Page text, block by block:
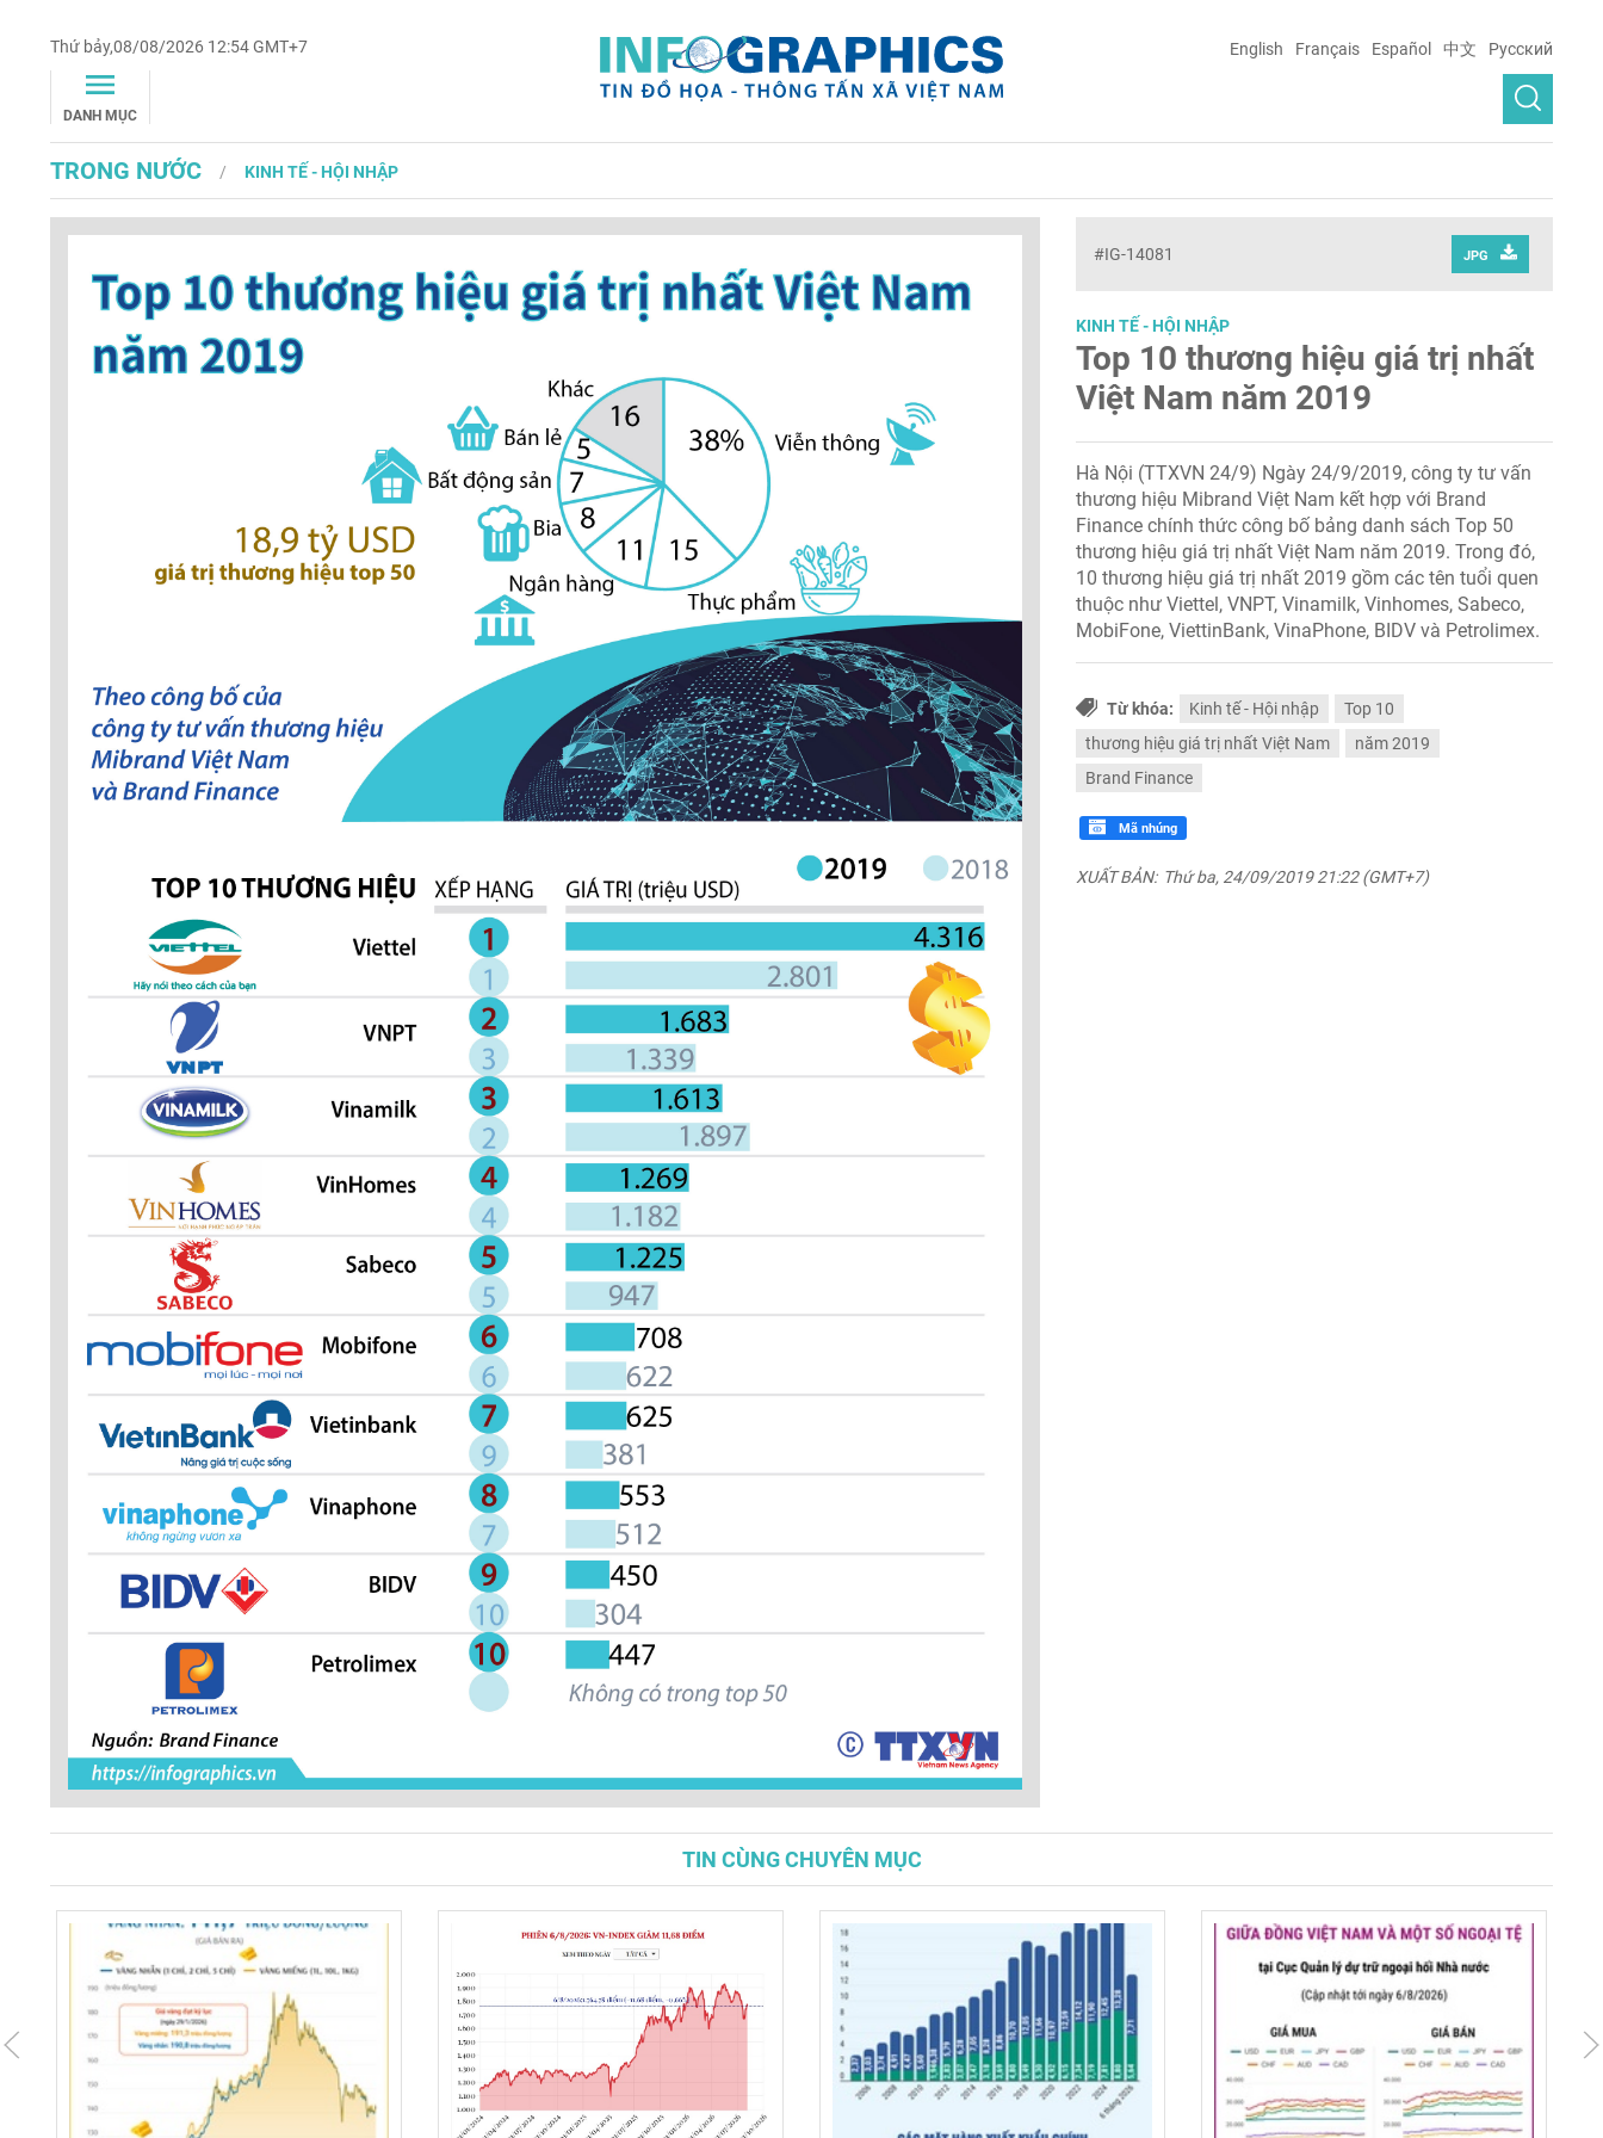
Thứ bảy,08/08/2026 12:54 GMT+7
DANH MỤC
English Français Español 中文 Русский
TRONG NƯỚC KINH TẾ - HỘI NHẬP
#IG-14081 JPG
KINH TẾ - HỘI NHẬP
Top 10 thương hiệu giá trị nhất
Việt Nam năm 2019
Hà Nội (TTXVN 24/9) Ngày 24/9/2019, công ty tư vấn
thương hiệu Mibrand Việt Nam kết hợp với Brand
Finance chính thức công bố bảng danh sách Top 50
thương hiệu giá trị nhất Việt Nam năm 2019. Trong đó,
10 thương hiệu giá trị nhất 2019 gồm các tên tuổi quen
thuộc như Viettel, VNPT, Vinamilk, Vinhomes, Sabeco,
MobiFone, ViettinBank, VinaPhone, BIDV và Petrolimex.
Từ khóa: Kinh tế - Hội nhập
Top 10
thương hiệu giá trị nhất Việt Nam
năm 2019
Brand Finance
Mã nhúng
XUẤT BẢN: Thứ ba, 24/09/2019 21:22 (GMT+7)
TIN CÙNG CHUYÊN MỤC